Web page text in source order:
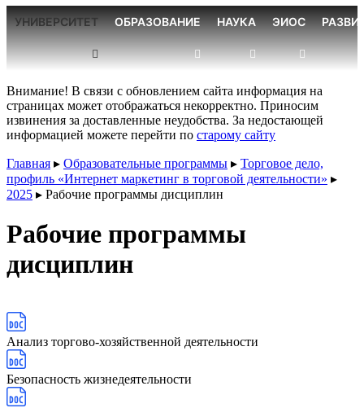
УНИВЕРСИТЕТ ОБРАЗОВАНИЕ НАУКА ЭИОС
Внимание! В связи с обновлением сайта информация на
страницах может отображаться некорректно. Приносим
извинения за доставленные неудобства. За недостающей
информацией можете перейти по старому сайту
Главная ▸ Образовательные программы ▸ Торговое дело,
профиль «Интернет маркетинг в торговой деятельности» ▸
2025 ▸ Рабочие программы дисциплин
Рабочие программы
дисциплин
Анализ торгово-хозяйственной деятельности
Безопасность жизнедеятельности